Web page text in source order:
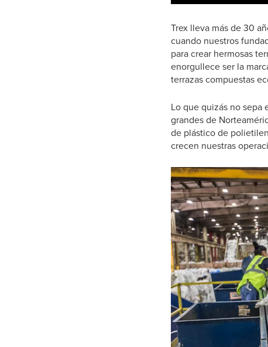
Trex lleva más de 30
cuando nuestros
para crear hermosas
enorgullece ser la
terrazas compuestas
Lo que quizás no sepa
grandes de
de plástico de
crecen nuestras